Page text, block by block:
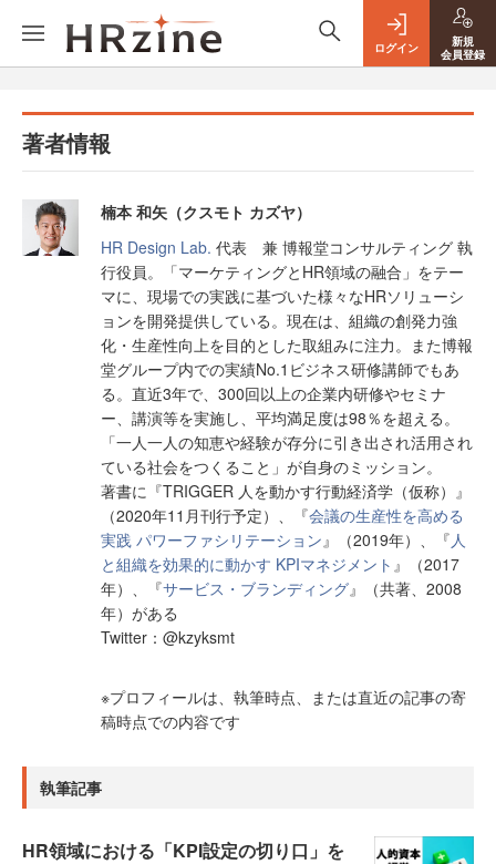
ログイン
新規
会員登録
著者情報
楠本 和矢（クスモト カズヤ）
HR Design Lab. 代表 兼 博報堂コンサルティング 執
行役員。「マーケティングとHR領域の融合」をテー
マに、現場での実践に基づいた様々なHRソリューシ
ョンを開発提供している。現在は、組織の創発力強
化・生産性向上を目的とした取組みに注力。また博報
堂グループ内での実績No.1ビジネス研修講師でもあ
る。直近3年で、300回以上の企業内研修やセミナ
ー、講演等を実施し、平均満足度は98％を超える。
「一人一人の知恵や経験が存分に引き出され活用され
ている社会をつくること」が自身のミッション。
著書に『TRIGGER 人を動かす行動経済学（仮称）』
（2020年11月刊行予定）、『会議の生産性を高める
実践 パワーファシリテーション』（2019年）、『人
と組織を効果的に動かす KPIマネジメント 』（2017
年）、『サービス・ブランディング』（共著、2008
年）がある
Twitter：@kzyksmt
※プロフィールは、執筆時点、または直近の記事の寄
稿時点での内容です
執筆記事
HR領域における「KPI設定の切り口」を